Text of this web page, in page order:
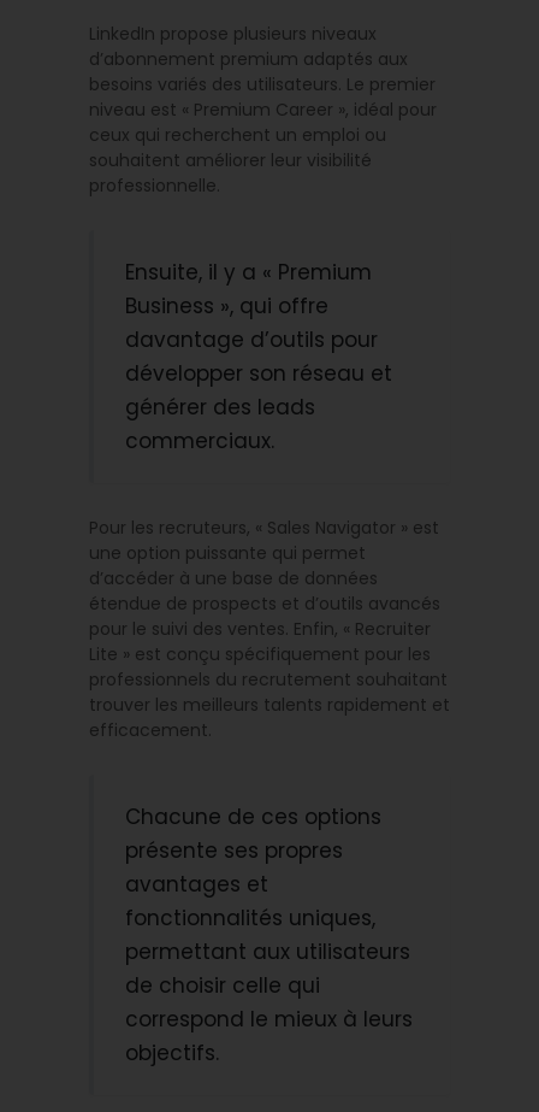
LinkedIn propose plusieurs niveaux
d’abonnement premium adaptés aux
besoins variés des utilisateurs. Le premier
niveau est « Premium Career », idéal pour
ceux qui recherchent un emploi ou
souhaitent améliorer leur visibilité
professionnelle.
Ensuite, il y a « Premium
Business », qui offre
davantage d’outils pour
développer son réseau et
générer des leads
commerciaux.
Pour les recruteurs, « Sales Navigator » est
une option puissante qui permet
d’accéder à une base de données
étendue de prospects et d’outils avancés
pour le suivi des ventes. Enfin, « Recruiter
Lite » est conçu spécifiquement pour les
professionnels du recrutement souhaitant
trouver les meilleurs talents rapidement et
efficacement.
Chacune de ces options
présente ses propres
avantages et
fonctionnalités uniques,
permettant aux utilisateurs
de choisir celle qui
correspond le mieux à leurs
objectifs.